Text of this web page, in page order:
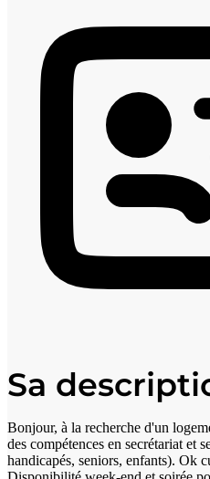
Sa
Bonjour, à la recherche d'un
des compétences en secrétariat et
handicapés, seniors, enfants). Ok